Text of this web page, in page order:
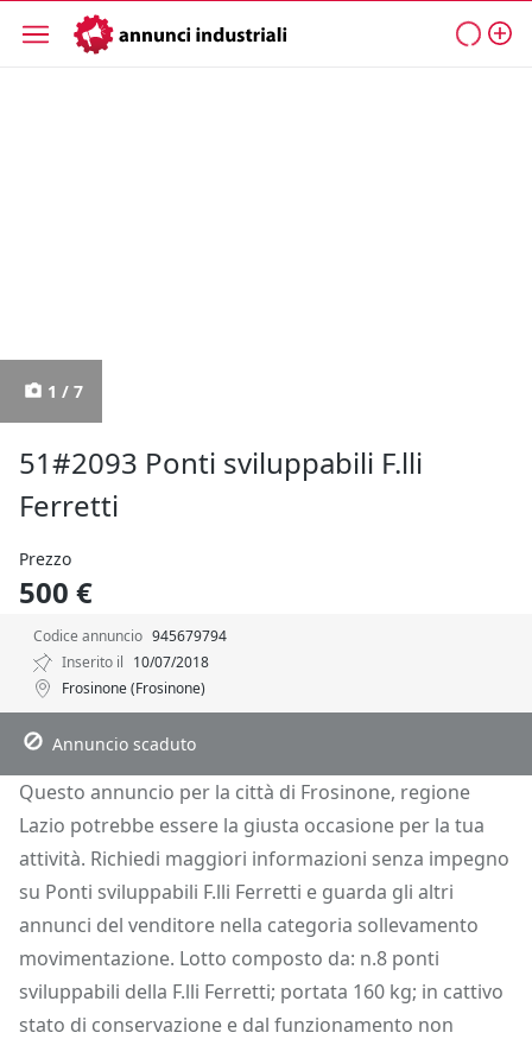
1 / 7
51#2093 Ponti sviluppabili F.lli
Ferretti
Prezzo
500 €
Codice annuncio 945679794
Inserito il 10/07/2018
Frosinone (Frosinone)
Descrizione
Dettagli Posizione Richiedi Info
Annuncio scaduto
Questo annuncio per la città di Frosinone, regione
Lazio potrebbe essere la giusta occasione per la tua
attività. Richiedi maggiori informazioni senza impegno
su Ponti sviluppabili F.lli Ferretti e guarda gli altri
annunci del venditore nella categoria sollevamento
movimentazione. Lotto composto da: n.8 ponti
sviluppabili della F.lli Ferretti; portata 160 kg; in cattivo
stato di conservazione e dal funzionamento non